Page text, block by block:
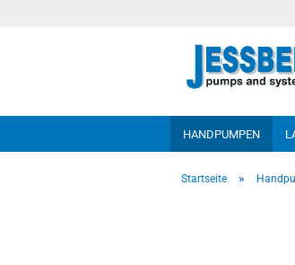
HANDPUMPEN
Startseite »